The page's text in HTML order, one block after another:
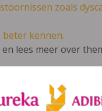
zoals
beter kennen.
en lees meer over